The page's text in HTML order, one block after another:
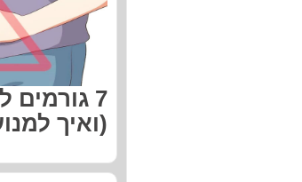
7
(ואיך